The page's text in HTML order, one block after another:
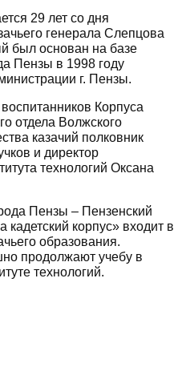
29 лет со дня
генерала Слепцова
был основан на базе
Пензы в 1998 году
г. Пензы.
Корпуса
отдела Волжского
казачий полковник
и директор
технологий Оксана
Пензы – Пензенский
кадетский корпус» входит в
образования.
продолжают учебу в
технологий.